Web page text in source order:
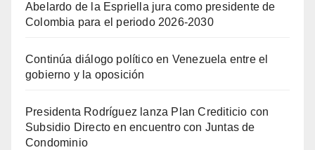
Abelardo de la Espriella jura como presidente de
Colombia para el periodo 2026-2030
Continúa diálogo político en Venezuela entre el
gobierno y la oposición
Presidenta Rodríguez lanza Plan Crediticio con
Subsidio Directo en encuentro con Juntas de
Condominio